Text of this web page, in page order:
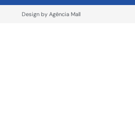
Design by Agência Mall